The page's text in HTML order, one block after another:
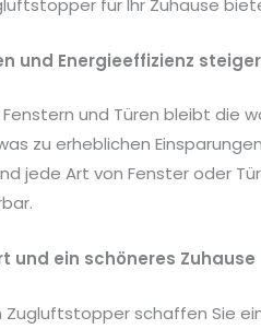
für Ihr Zuhause
und Energieeffizienz
und Türen bleibt die
zu erheblichen
jede Art von Fenster oder
und ein schöneres Zuhause
schaffen Sie